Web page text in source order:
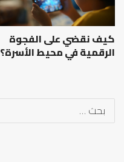
كيف نقضي على الفجوة
الرقمية في محيط الأسرة؟